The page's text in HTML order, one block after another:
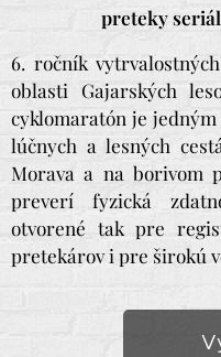
preteky
6. ročník
oblasti Gajarských
cyklomaratón je jedným
lúčnych a lesných
Morava a na borivom
preverí fyzická
otvorené tak pre
pretekárov i pre širokú